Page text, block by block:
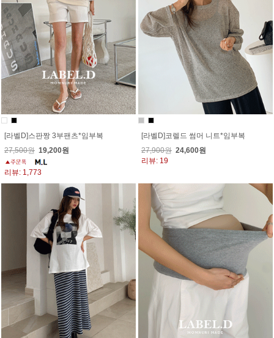
[라벨D]스판짱 3부팬츠*임부복
27,500원 19,200원
리뷰: 1,773
[라벨D]코렐드 썸머 니트*임부복
27,900원 24,600원
리뷰: 19